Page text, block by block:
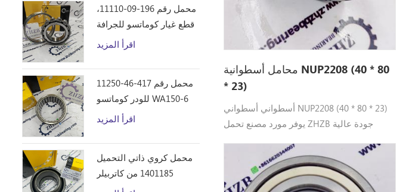
محامل أسطوانية NUP2208 (40 * 80
* 23)
أسطواني أسطواني NUP2208 (40 * 80 * 23)
يوفر مورد مصنع تحمل ZHZB جودة عالية
محمل رقم 196-09-11110،
قطع غيار كوماتسو للجرافة
D355C
اقرأ المزيد
محمل رقم 417-46-11250
للودر كوماتسو WA150-6
اقرأ المزيد
محمل كروي ذاتي التحميل
1401185 من كاتربيلر